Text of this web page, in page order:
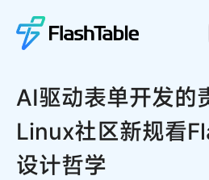
AI驱动表单开发的
Linux社区新规看
设计哲学